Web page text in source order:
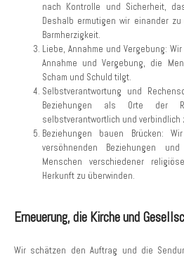
nach Kontrolle und Sicherheit,
Deshalb ermutigen wir einander
Barmherzigkeit.
Liebe, Annahme und Vergebung:
Annahme und Vergebung, die
Scham und Schuld tilgt.
Selbstverantwortung und
Beziehungen als Orte der
selbstverantwortlich und verbindlich
Beziehungen bauen Brücken:
versöhnenden Beziehungen
Menschen verschiedener
Herkunft zu überwinden.
Erneuerung, die Kirche und
Wir schätzen den Auftrag und die